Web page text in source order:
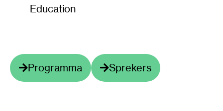
Education
Programma Sprekers